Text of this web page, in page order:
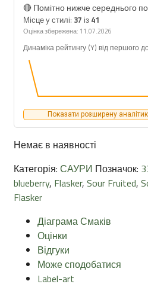
🔴 Помітно нижче середнього
Місце у стилі: 37 із 41
Оцінка збережена: 11.07.2026
Динаміка рейтингу (Y) від першого
Показати розширену
Немає в наявності
Категорія: САУРИ Позначок:
blueberry, Flasker, Sour Fruited,
Flasker
Діаграма Смаків
Оцінки
Відгуки
Може сподобатися
Label-art